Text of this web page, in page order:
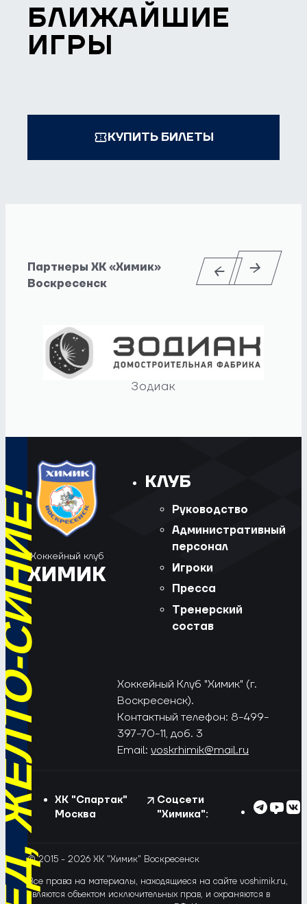
БЛИЖАЙШИЕ
ИГРЫ
КУПИТЬ БИЛЕТЫ
Партнеры ХК «Химик»
Воскресенск
Зодиак
СИНИЕ!
Хоккейный клуб
ХИМИК
КЛУБ
Руководство
Административный
персонал
Игроки
Пресса
Тренерский
состав
Хоккейный Клуб "Химик" (г.
Воскресенск).
Контактный телефон: 8-499-
397-70-11, доб. 3
Email: voskrhimik@mail.ru
ХК "Спартак"
Москва
Соцсети
"Химика":
© 2015 - 2026 ХК "Химик" Воскресенск
Все права на материалы, находящиеся на сайте voshimik.ru,
являются объектом исключительных прав, и охраняются в